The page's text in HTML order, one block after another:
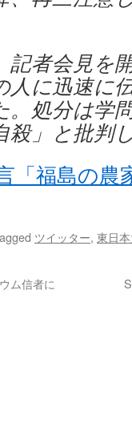
記者会見を
人に迅速に
。処分は学
殺」と批判
「福島の農
ツイッター, 東日
ム信者に